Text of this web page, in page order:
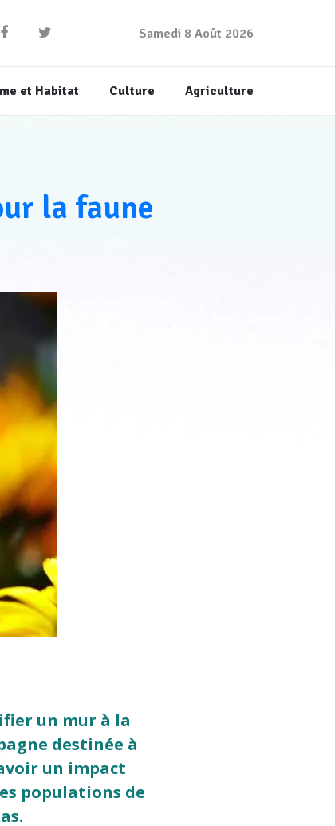
Samedi 8 Août 2026
et Habitat Culture Agriculture
la faune
un mur à la
destinée à
un impact
populations de